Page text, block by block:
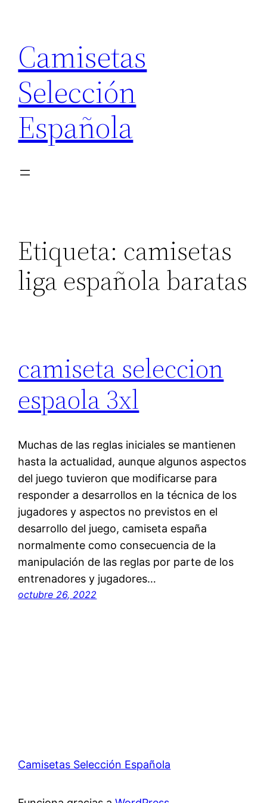
contenido
Camisetas
Selección
Española
Etiqueta: camisetas
liga española baratas
camiseta seleccion
espaola 3xl
Muchas de las reglas iniciales se mantienen
hasta la actualidad, aunque algunos aspectos
del juego tuvieron que modificarse para
responder a desarrollos en la técnica de los
jugadores y aspectos no previstos en el
desarrollo del juego, camiseta españa
normalmente como consecuencia de la
manipulación de las reglas por parte de los
entrenadores y jugadores…
octubre 26, 2022
Camisetas Selección Española